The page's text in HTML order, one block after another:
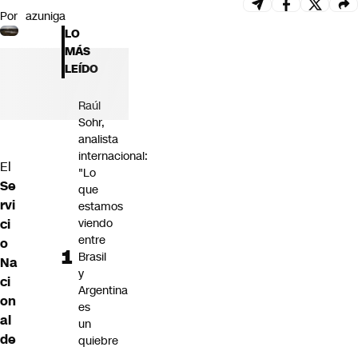
Por azuniga
El
Se
rvi
ci
o
Na
ci
on
al
de
LO
MÁS
LEÍDO
Raúl
Sohr,
analista
internacional:
"Lo
que
estamos
viendo
entre
Brasil
y
Argentina
es
un
quiebre